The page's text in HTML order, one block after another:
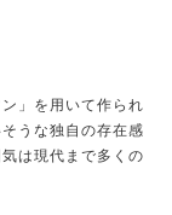
」を用いて作られ
うな独自の存在感
は現代まで多くの